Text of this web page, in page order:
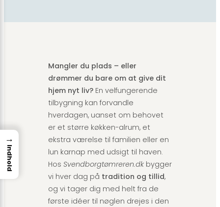
Mangler du plads – eller
drømmer du bare om at give dit
hjem nyt liv? En velfungerende
tilbygning kan forvandle
hverdagen, uanset om behovet
er et større køkken-alrum, et
ekstra værelse til familien eller en
lun karnap med udsigt til haven.
Hos Svendborgtømreren.dk bygger
vi hver dag på tradition og tillid,
og vi tager dig med helt fra de
første idéer til nøglen drejes i den
→
Indhold